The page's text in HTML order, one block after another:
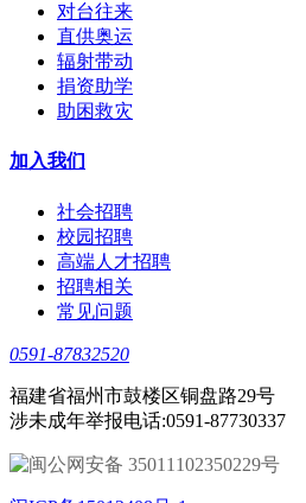
对台往来
直供奥运
辐射带动
捐资助学
助困救灾
加入我们
社会招聘
校园招聘
高端人才招聘
招聘相关
常见问题
0591-87832520
福建省福州市鼓楼区铜盘路29号
涉未成年举报电话:0591-87730337
闽公网安备 35011102350229号